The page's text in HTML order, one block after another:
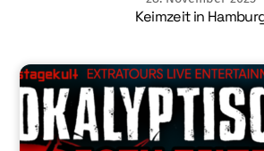
Keimzeit in